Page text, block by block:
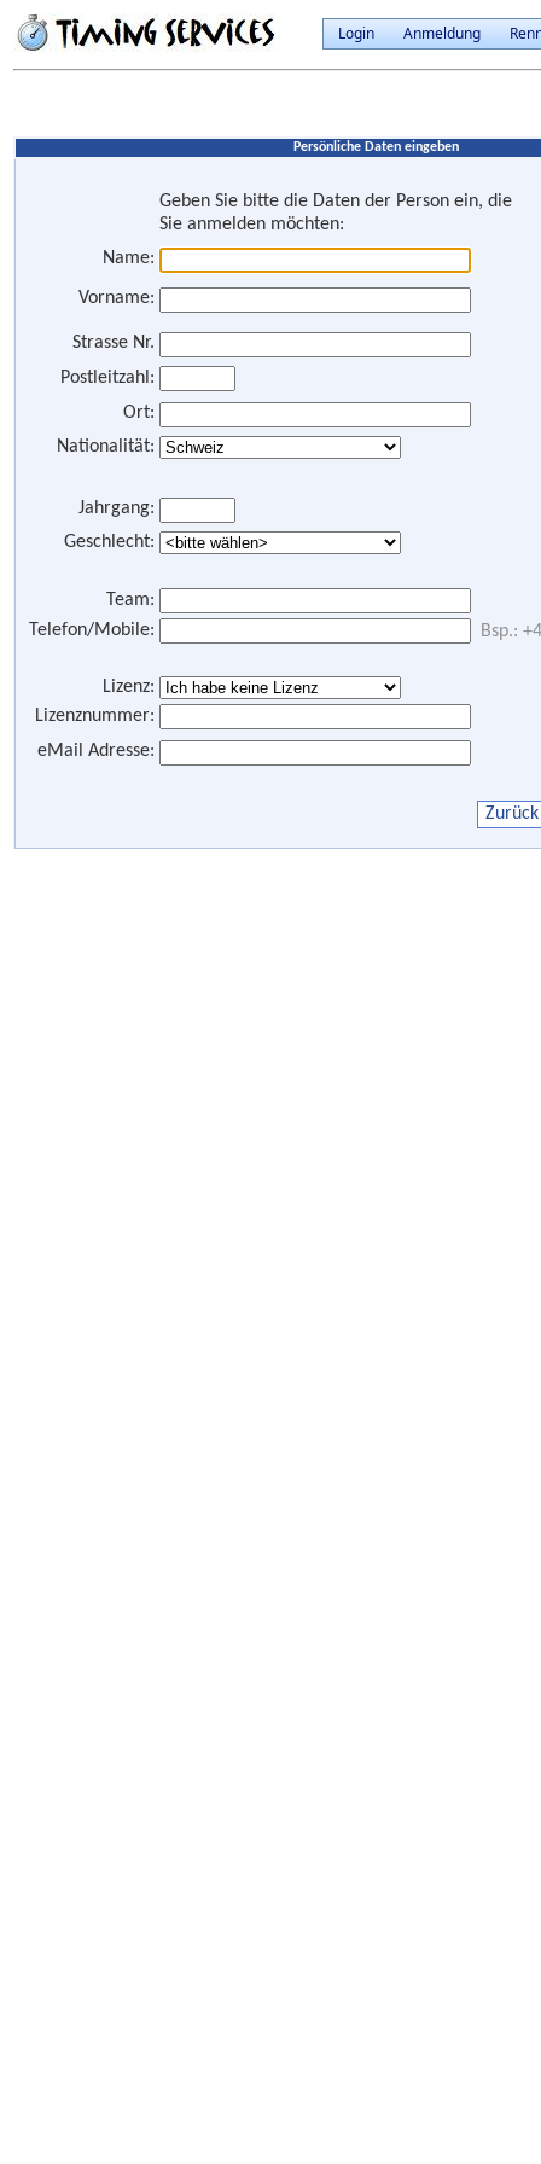
Login Anmeldung
Persönliche Daten eingeben
Geben Sie bitte die Daten der Person ein, die
Sie anmelden möchten:
Name:
Vorname:
Strasse Nr.
Postleitzahl:
Ort:
Nationalität:
Jahrgang:
Geschlecht:
Team:
Telefon/Mobile:
Bsp.:
Lizenz:
Lizenznummer:
eMail Adresse: